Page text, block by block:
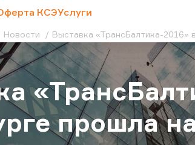
КСЭУслуги
Новости Выставка «ТрансБалтика-2016»
прошла